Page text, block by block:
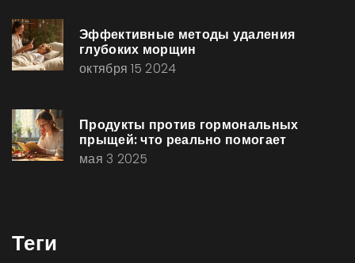
Эффективные методы удаления
глубоких морщин
октября 15 2024
Продукты против гормональных
прыщей: что реально помогает
мая 3 2025
Теги